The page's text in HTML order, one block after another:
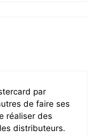
par
de faire ses
réaliser des
distributeurs.